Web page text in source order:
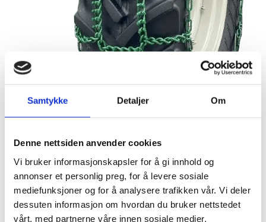
Samtykke Detaljer Om
Denne nettsiden anvender cookies
Vi bruker informasjonskapsler for å gi innhold og
annonser et personlig preg, for å levere sosiale
mediefunksjoner og for å analysere trafikken vår. Vi deler
dessuten informasjon om hvordan du bruker nettstedet
vårt, med partnerne våre innen sosiale medier,